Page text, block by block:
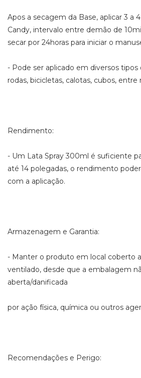
Apos a secagem da Base, aplicar 3 a
Candy, intervalo entre demão de
secar por 24horas para iniciar o
- Pode ser aplicado em diversos
rodas, bicicletas, calotas, cubos,
Rendimento:
- Um Lata Spray 300ml é suficiente
até 14 polegadas, o rendimento
com a aplicação.
Armazenagem e Garantia:
- Manter o produto em local coberto
ventilado, desde que a embalagem
aberta/danificada
por ação física, química ou outros
Recomendações e Perigo: